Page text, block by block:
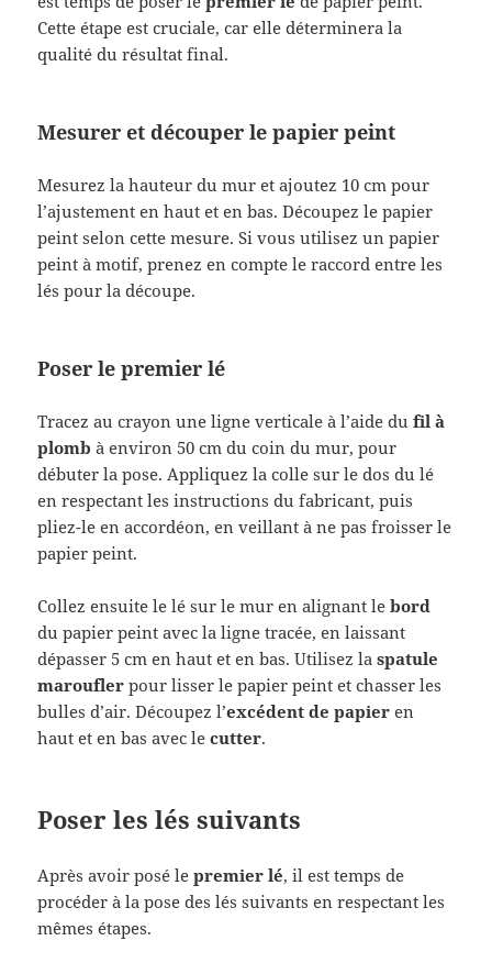
Cette étape est cruciale, car elle déterminera la
qualité du résultat final.
Mesurer et découper le papier peint
Mesurez la hauteur du mur et ajoutez 10 cm pour
l’ajustement en haut et en bas. Découpez le papier
peint selon cette mesure. Si vous utilisez un papier
peint à motif, prenez en compte le raccord entre les
lés pour la découpe.
Poser le premier lé
Tracez au crayon une ligne verticale à l’aide dufil à
plomb à environ 50 cm du coin du mur, pour
débuter la pose. Appliquez la colle sur le dos du lé
en respectant les instructions du fabricant, puis
pliez-le en accordéon, en veillant à ne pas froisser le
papier peint.
Collez ensuite le lé sur le mur en alignant lebord
du papier peint avec la ligne tracée, en laissant
dépasser 5 cm en haut et en bas. Utilisez laspatule
maroufler pour lisser le papier peint et chasser les
bulles d’air. Découpez l’excédent de papier en
haut et en bas avec lecutter.
Poser les lés suivants
Après avoir posé lepremier lé, il est temps de
procéder à la pose des lés suivants en respectant les
mêmes étapes.